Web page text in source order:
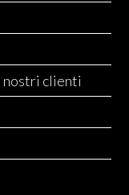
nostri clienti